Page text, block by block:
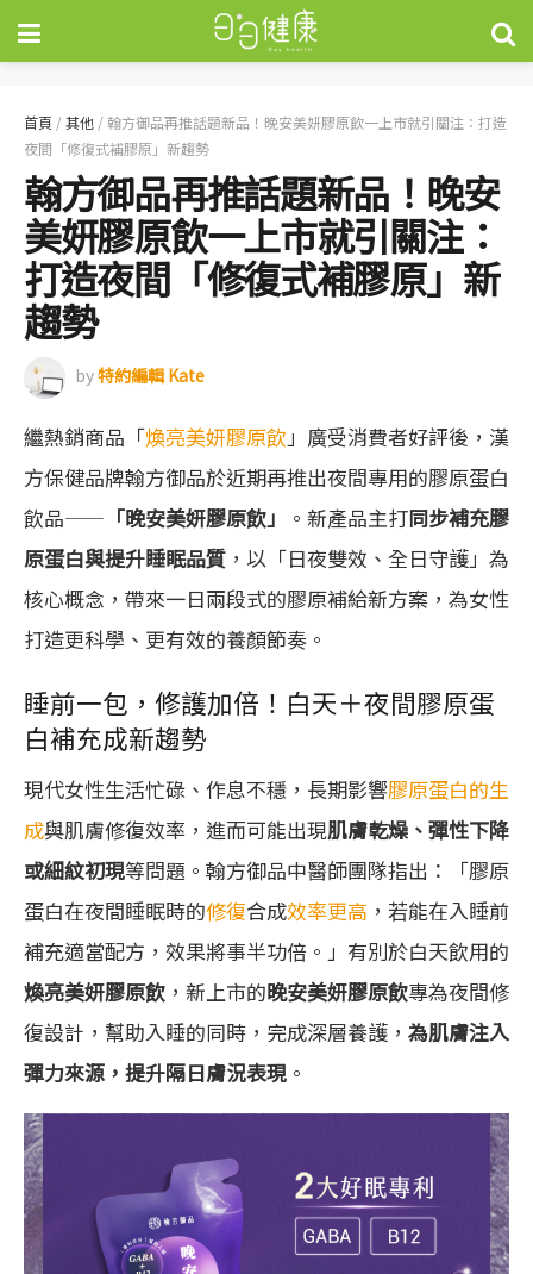
首頁 /其他 /翰方御品再推話題新品！晚安美妍膠原飲一上市就引關注：打造
夜間「修復式補膠原」新趨勢
翰方御品再推話題新品！晚安
美妍膠原飲一上市就引關注：
打造夜間「修復式補膠原」新
趨勢
by特約編輯 Kate
繼熱銷商品「煥亮美妍膠原飲 」廣受消費者好評後，漢
方保健品牌翰方御品於近期再推出夜間專用的膠原蛋白
飲品—— 「晚安美妍膠原飲」 。新產品主打同步補充膠
原蛋白與提升睡眠品質 ，以「日夜雙效、全日守護」為
核心概念，帶來一日兩段式的膠原補給新方案，為女性
打造更科學、更有效的養顏節奏。
睡前一包，修護加倍！白天＋夜間膠原蛋
白補充成新趨勢
現代女性生活忙碌、作息不穩，長期影響膠原蛋白的生
成與肌膚修復效率，進而可能出現肌膚乾燥、彈性下降
或細紋初現等問題。翰方御品中醫師團隊指出：「膠原
蛋白在夜間睡眠時的修復合成效率更高 ，若能在入睡前
補充適當配方，效果將事半功倍。」有別於白天飲用的
煥亮美妍膠原飲 ，新上市的晚安美妍膠原飲專為夜間修
復設計，幫助入睡的同時，完成深層養護， 為肌膚注入
彈力來源，提升隔日膚況表現 。